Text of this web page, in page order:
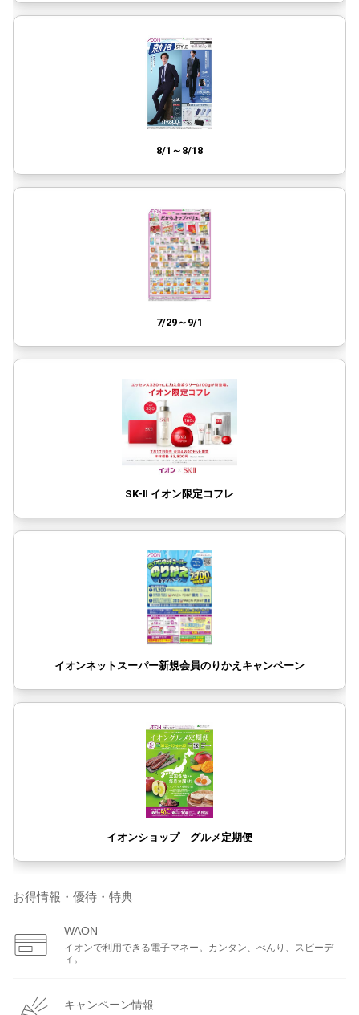
お得情報・優待・特典
WAON
イオンで利用できる電子マネー。カンタン、べんり、スピーデ
ィ。
キャンペーン情報